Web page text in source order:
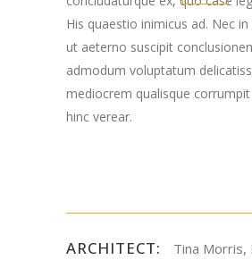
His quaestio inimicus ad. Nec
ut aeterno suscipit
admodum voluptatum
mediocrem qualisque
hinc verear.
ARCHITECT:
Tina Morris,